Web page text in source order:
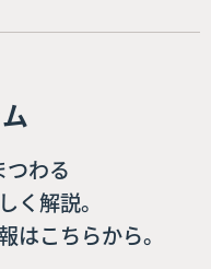
つわる
く解説。
はこちらから。